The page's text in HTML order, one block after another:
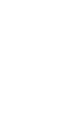
voor jouw sauna